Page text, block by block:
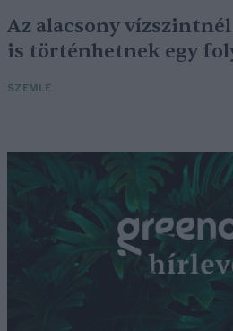
Az alacsony
is történhetnek egy
SZEMLE